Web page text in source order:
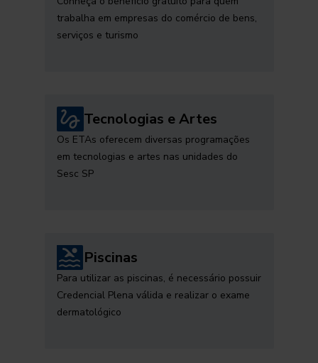
trabalha em empresas do comércio de bens,
serviços e turismo
Tecnologias e Artes
Os ETAs oferecem diversas programações
em tecnologias e artes nas unidades do
Sesc SP
Piscinas
Para utilizar as piscinas, é necessário possuir
Credencial Plena válida e realizar o exame
dermatológico